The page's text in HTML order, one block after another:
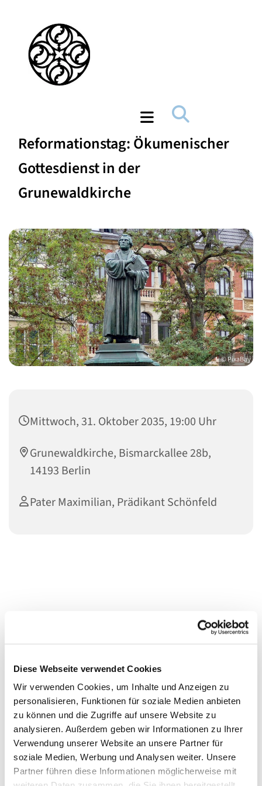
Diese Webseite verwendet Cookies
Wir verwenden Cookies, um Inhalte und Anzeigen zu
personalisieren, Funktionen für soziale Medien anbieten
zu können und die Zugriffe auf unsere Website zu
analysieren. Außerdem geben wir Informationen zu Ihrer
Verwendung unserer Website an unsere Partner für
soziale Medien, Werbung und Analysen weiter. Unsere
Partner führen diese Informationen möglicherweise mit
Reformationstag: Ökumenischer
Gottesdienst in der
Grunewaldkirche
© PixaBay
Mittwoch, 31. Oktober 2035, 19:00 Uhr
Grunewaldkirche, Bismarckallee 28b,
14193 Berlin
Pater Maximilian, Prädikant Schönfeld